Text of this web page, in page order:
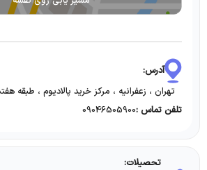
آدرس:
تهران ، زعفرانیه ، مرکز خرید پالادیوم ، طبقه
تلفن تماس :09046505900
تحصیلات: